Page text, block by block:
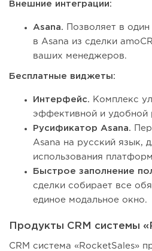
Внешние интеграции:
Asana.
Позволяет в
в Asana из сделки
ваших менеджеров.
Бесплатные виджеты:
Интерфейс.
Комплекс
эффективной и удобной
Русификатор Asana.
Asana на русский язык,
использования
Быстрое заполнение
сделки собирает все
единое модальное окно.
Продукты CRM системы
CRM система «RocketSales»